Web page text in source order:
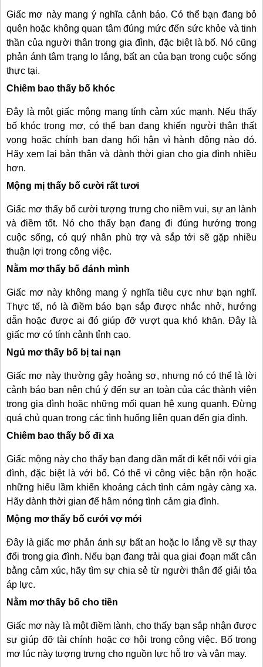
Giấc mơ này mang ý nghĩa cảnh báo. Có thể bạn đang bỏ
quên hoặc không quan tâm đúng mức đến sức khỏe và tinh
thần của người thân trong gia đình, đặc biệt là bố. Nó cũng
phản ánh tâm trạng lo lắng, bất an của bạn trong cuộc sống
thực tại.
Chiêm bao thấy bố khóc
Đây là một giấc mộng mang tính cảm xúc mạnh. Nếu thấy
bố khóc trong mơ, có thể bạn đang khiến người thân thất
vọng hoặc chính bạn đang hối hận vì hành động nào đó.
Hãy xem lại bản thân và dành thời gian cho gia đình nhiều
hơn.
Mộng mị thấy bố cười rất tươi
Giấc mơ thấy bố cười tượng trưng cho niềm vui, sự an lành
và điềm tốt. Nó cho thấy bạn đang đi đúng hướng trong
cuộc sống, có quý nhân phù trợ và sắp tới sẽ gặp nhiều
thuận lợi trong công việc.
Nằm mơ thấy bố đánh mình
Giấc mơ này không mang ý nghĩa tiêu cực như bạn nghĩ.
Thực tế, nó là điềm báo bạn sắp được nhắc nhở, hướng
dẫn hoặc được ai đó giúp đỡ vượt qua khó khăn. Đây là
giấc mơ có tính cảnh tỉnh cao.
Ngủ mơ thấy bố bị tai nạn
Giấc mơ này thường gây hoảng sợ, nhưng nó có thể là lời
cảnh báo bạn nên chú ý đến sự an toàn của các thành viên
trong gia đình hoặc những mối quan hệ xung quanh. Đừng
quá chủ quan trong các tình huống liên quan đến gia đình.
Chiêm bao thấy bố đi xa
Giấc mộng này cho thấy bạn đang dần mất đi kết nối với gia
đình, đặc biệt là với bố. Có thể vì công việc bận rộn hoặc
những hiểu lầm khiến khoảng cách tình cảm ngày càng xa.
Hãy dành thời gian để hâm nóng tình cảm gia đình.
Mộng mơ thấy bố cưới vợ mới
Đây là giấc mơ phản ánh sự bất an hoặc lo lắng về sự thay
đổi trong gia đình. Nếu bạn đang trải qua giai đoạn mất cân
bằng cảm xúc, hãy tìm sự chia sẻ từ người thân để giải tỏa
áp lực.
Nằm mơ thấy bố cho tiền
Giấc mơ này là một điềm lành, cho thấy bạn sắp nhận được
sự giúp đỡ tài chính hoặc cơ hội trong công việc. Bố trong
mơ lúc này tượng trưng cho nguồn lực hỗ trợ và vận may.